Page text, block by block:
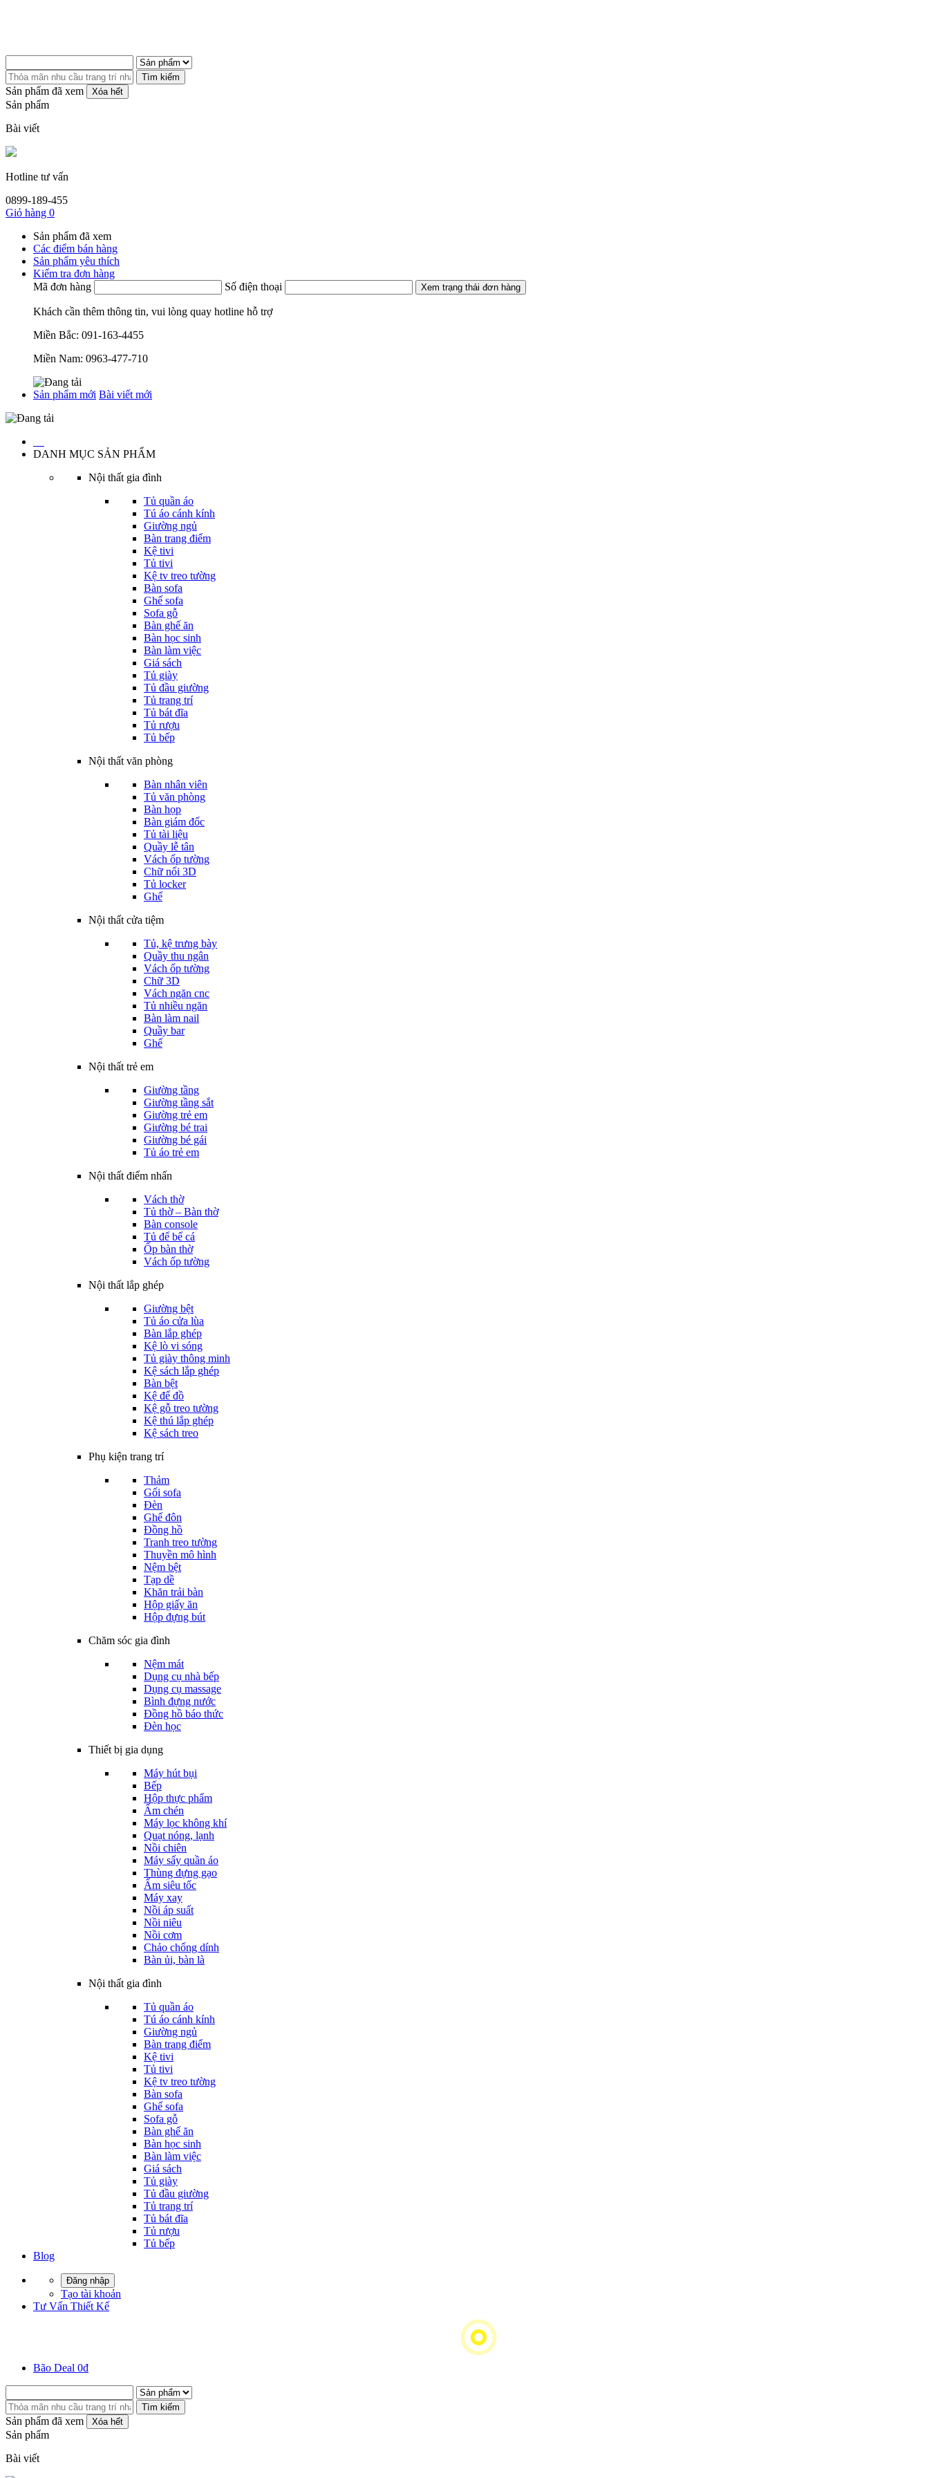
Tìm kiếm
Sản phẩm đã xem Xóa hết
Sản phẩm
Bài viết
Hotline tư vấn
0899-189-455
Giỏ hàng 0
Sản phẩm đã xem
Các điểm bán hàng
Sản phẩm yêu thích
Kiểm tra đơn hàng
Mã đơn hàng
Số điện thoại Xem trạng thái đơn hàng
Khách cần thêm thông tin, vui lòng quay hotline hỗ trợ
Miền Bắc: 091-163-4455
Miền Nam: 0963-477-710
Sản phẩm mới Bài viết mới
DANH MỤC SẢN PHẨM
Nội thất gia đình
Tủ quần áo
Tú áo cánh kính
Giường ngủ
Bàn trang điểm
Kệ tivi
Tủ tivi
Kệ tv treo tường
Bàn sofa
Ghế sofa
Sofa gỗ
Bàn ghế ăn
Bàn học sinh
Bàn làm việc
Giá sách
Tủ giày
Tủ đầu giường
Tủ trang trí
Tủ bát đĩa
Tủ rượu
Tủ bếp
Nội thất văn phòng
Bàn nhân viên
Tủ văn phòng
Bàn họp
Bàn giám đốc
Tủ tài liệu
Quầy lễ tân
Vách ốp tường
Chữ nổi 3D
Tủ locker
Ghế
Nội thất cửa tiệm
Tủ, kệ trưng bày
Quầy thu ngân
Vách ốp tường
Chữ 3D
Vách ngăn cnc
Tủ nhiều ngăn
Bàn làm nail
Quầy bar
Ghế
Nội thất trẻ em
Giường tầng
Giường tầng sắt
Giường trẻ em
Giường bé trai
Giường bé gái
Tủ áo trẻ em
Nội thất điểm nhấn
Vách thờ
Tủ thờ – Bàn thờ
Bàn console
Tủ để bể cá
Ốp bàn thờ
Vách ốp tường
Nội thất lắp ghép
Giường bệt
Tủ áo cửa lùa
Bàn lắp ghép
Kệ lò vi sóng
Tủ giày thông minh
Kệ sách lắp ghép
Bàn bệt
Kệ để đồ
Kệ gỗ treo tường
Kệ thú lắp ghép
Kệ sách treo
Phụ kiện trang trí
Thảm
Gối sofa
Đèn
Ghế đôn
Đồng hồ
Tranh treo tường
Thuyền mô hình
Nệm bệt
Tạp dề
Khăn trải bàn
Hộp giấy ăn
Hộp đựng bút
Chăm sóc gia đình
Nệm mát
Dụng cụ nhà bếp
Dụng cụ massage
Bình đựng nước
Đồng hồ báo thức
Đèn học
Thiết bị gia dụng
Máy hút bụi
Bếp
Hộp thực phẩm
Ấm chén
Máy lọc không khí
Quạt nóng, lạnh
Nồi chiên
Máy sấy quần áo
Thùng đựng gạo
Ấm siêu tốc
Máy xay
Nồi áp suất
Nồi niêu
Nồi cơm
Chảo chống dính
Bàn ủi, bàn là
Nội thất gia đình
Tủ quần áo
Tú áo cánh kính
Giường ngủ
Bàn trang điểm
Kệ tivi
Tủ tivi
Kệ tv treo tường
Bàn sofa
Ghế sofa
Sofa gỗ
Bàn ghế ăn
Bàn học sinh
Bàn làm việc
Giá sách
Tủ giày
Tủ đầu giường
Tủ trang trí
Tủ bát đĩa
Tủ rượu
Tủ bếp
Blog
Đăng nhập
Tạo tài khoản
Tư Vấn Thiết Kế
Bão Deal 0đ
Tìm kiếm
Sản phẩm đã xem Xóa hết
Sản phẩm
Bài viết